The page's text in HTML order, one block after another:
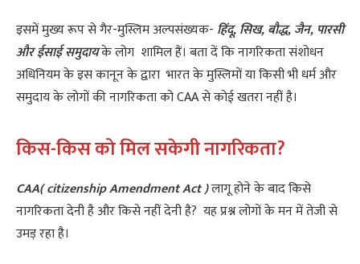
इसमें मुख्य रूप से गैर-मुस्लिम अल्पसंख्यक- हिंदू, सिख, बौद्ध, जैन, पारसी
और ईसाई समुदायके लोग शामिल हैं। बता दें कि नागरिकता संशोधन
अधिनियम के इस कानून के द्वारा भारत के मुस्लिमों या किसी भी धर्म और
समुदाय के लोगों की नागरिकता को CAA से कोई खतरा नहीं है।
किस-किस को मिल सकेगी नागरिकता?
CAA( citizenship Amendment Act )लागू होने के बाद किसे
नागरिकता देनी है और किसे नहीं देनी है? यह प्रश्न लोगों के मन में तेजी से
उमड़ रहा है।